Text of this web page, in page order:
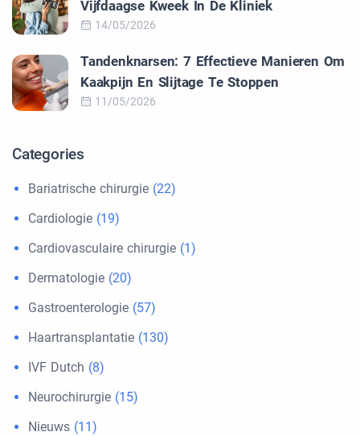
Vijfdaagse Kweek In De Kliniek
14/05/2026
Tandenknarsen: 7 Effectieve Manieren Om
Kaakpijn En Slijtage Te Stoppen
11/05/2026
Categories
Bariatrische chirurgie (22)
Cardiologie (19)
Cardiovasculaire chirurgie (1)
Dermatologie (20)
Gastroenterologie (57)
Haartransplantatie (130)
IVF Dutch (8)
Neurochirurgie (15)
Nieuws (11)